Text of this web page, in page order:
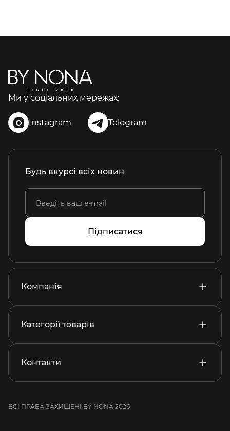
Ми у соціальних мережах:
Instagram Telegram
Будь вкурсі всіх новин
Підписатися
Компанія
Категорії товарів
Контакти
ВСІ ПРАВА ЗАХИЩЕНІ BY NONA 2026